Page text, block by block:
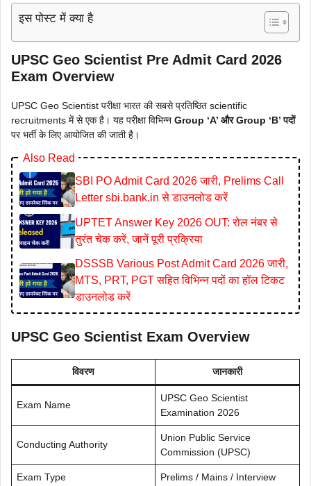
इस पोस्ट में क्या है
UPSC Geo Scientist Pre Admit Card 2026
Exam Overview
UPSC Geo Scientist परीक्षा भारत की सबसे प्रतिष्ठित scientific
recruitments में से एक है। यह परीक्षा विभिन्न Group ‘A’ और Group ‘B’ पदों
पर भर्ती के लिए आयोजित की जाती है।
Also Read
SBI PO Admit Card 2026 जारी, Prelims Call
Letter sbi.bank.in से डाउनलोड करें
UPTET Answer Key 2026 OUT: रोल नंबर से
तुरंत चेक करें, जानें पूरी प्रक्रिया
DSSSB Various Post Admit Card 2026 जारी,
MTS, PRT, PGT सहित विभिन्न पदों का हॉल टिकट
डाउनलोड करें
UPSC Geo Scientist Exam Overview
विवरण जानकारी
Exam Name
UPSC Geo Scientist
Examination 2026
Conducting Authority
Union Public Service
Commission (UPSC)
Exam Type Prelims / Mains / Interview